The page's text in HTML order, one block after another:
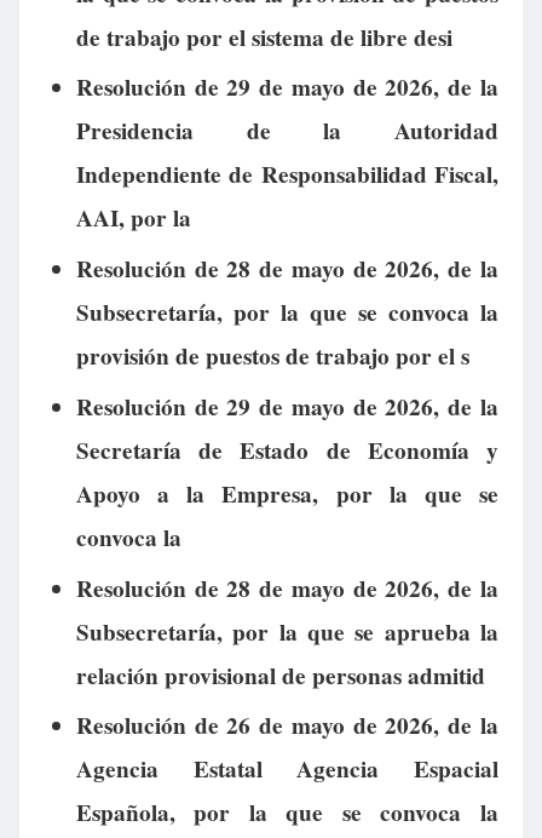
de trabajo por el sistema de libre desi
Resolución de 29 de mayo de 2026, de la
Presidencia de la Autoridad
Independiente de Responsabilidad Fiscal,
AAI, por la
Resolución de 28 de mayo de 2026, de la
Subsecretaría, por la que se convoca la
provisión de puestos de trabajo por el s
Resolución de 29 de mayo de 2026, de la
Secretaría de Estado de Economía y
Apoyo a la Empresa, por la que se
convoca la
Resolución de 28 de mayo de 2026, de la
Subsecretaría, por la que se aprueba la
relación provisional de personas admitid
Resolución de 26 de mayo de 2026, de la
Agencia Estatal Agencia Espacial
Española, por la que se convoca la